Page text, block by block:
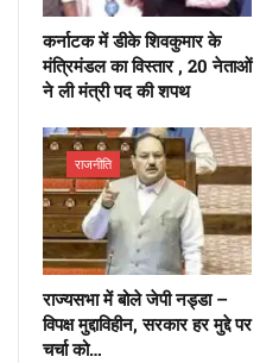
कर्नाटक में डीके शिवकुमार के
मंत्रिमंडल का विस्तार , 20 नेताओं
ने ली मंत्री पद की शपथ
राजनीति
राज्यसभा में बोले जेपी नड्डा –
विपक्ष मुद्दाविहीन, सरकार हर मुद्दे पर
चर्चा को…